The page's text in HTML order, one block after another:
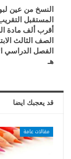
النسخ من عين
المستقبل
أقرب ألف مادة
الصف الثالث
هـ
قد يعجبك ايضا
مقالات عامة